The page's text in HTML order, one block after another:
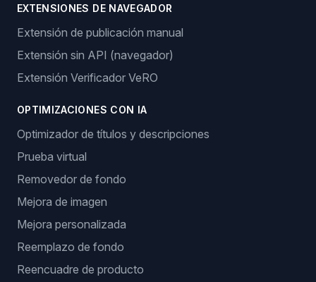
EXTENSIONES DE NAVEGADOR
Extensión de publicación manual
Extensión sin API (navegador)
Extensión Verificador VeRO
OPTIMIZACIONES CON IA
Optimizador de títulos y descripciones
Prueba virtual
Removedor de fondo
Mejora de imagen
Mejora personalizada
Reemplazo de fondo
Reencuadre de producto